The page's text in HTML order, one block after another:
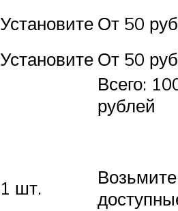
Установите От 50
Установите От 50
Всего:
рублей
1 шт.
Возьмите